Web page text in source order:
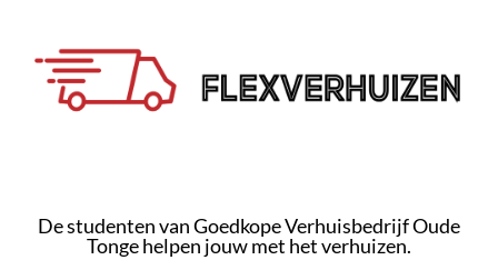
De studenten van Goedkope Verhuisbedrijf Oude
Tonge helpen jouw met het verhuizen.